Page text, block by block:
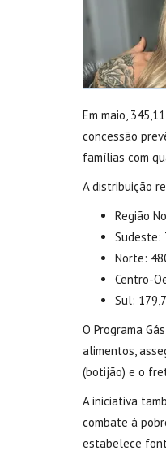
Em maio,
concessão
famílias com
A distribuição
Região
Sudeste:
Norte:
Centro-
Sul:
O Programa
alimentos,
(botijão) e o
A iniciativa
combate à
estabelece